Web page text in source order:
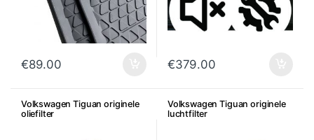
€89.00 €379.00
Volkswagen Tiguan originele
oliefilter
Volkswagen Tiguan originele
luchtfilter